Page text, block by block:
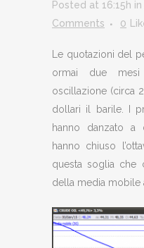
Posted at 16:15h in
Comments
0
Le quotazioni del
ormai due
oscillazione (circa
dollari il barile. I
hanno danzato
hanno chiuso
questa soglia che
della media mobile